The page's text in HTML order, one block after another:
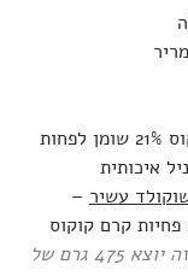
עשיר –
החלק השומני מ-2 פחיות קרם קוקוס
(זה יוצא 475 גרם של